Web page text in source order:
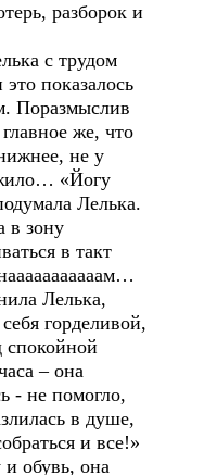
разборок и
с трудом
показалось
Поразмыслив
же, что
не у
«Йогу
Лелька.
в зону
в такт
Лелька,
горделивой,
спокойной
– она
- не помогло,
в душе,
и все!»
обувь, она